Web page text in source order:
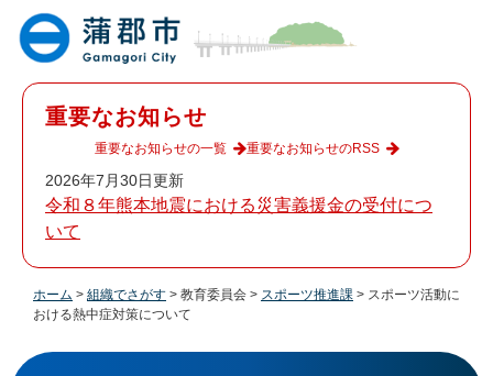
重要なお知らせ
2026年7月30日更新
令和８年熊本地震における災害義援金の受付につ
いて
重要なお知らせの一覧 重要なお知らせのRSS
ホーム > 組織でさがす > 教育委員会 > スポーツ推進課 > スポーツ活動に
おける熱中症対策について
本